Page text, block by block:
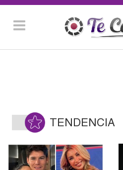
TENDENCIA